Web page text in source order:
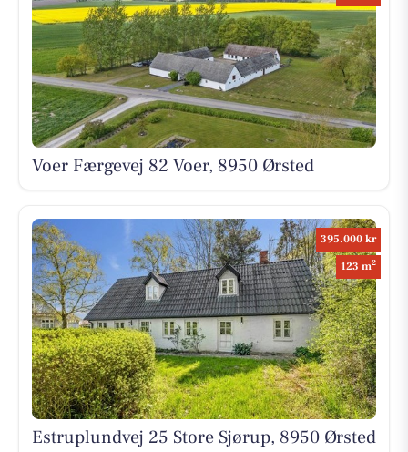
Voer Færgevej 82 Voer, 8950 Ørsted
395.000 kr
123 m2
Estruplundvej 25 Store Sjørup, 8950 Ørsted